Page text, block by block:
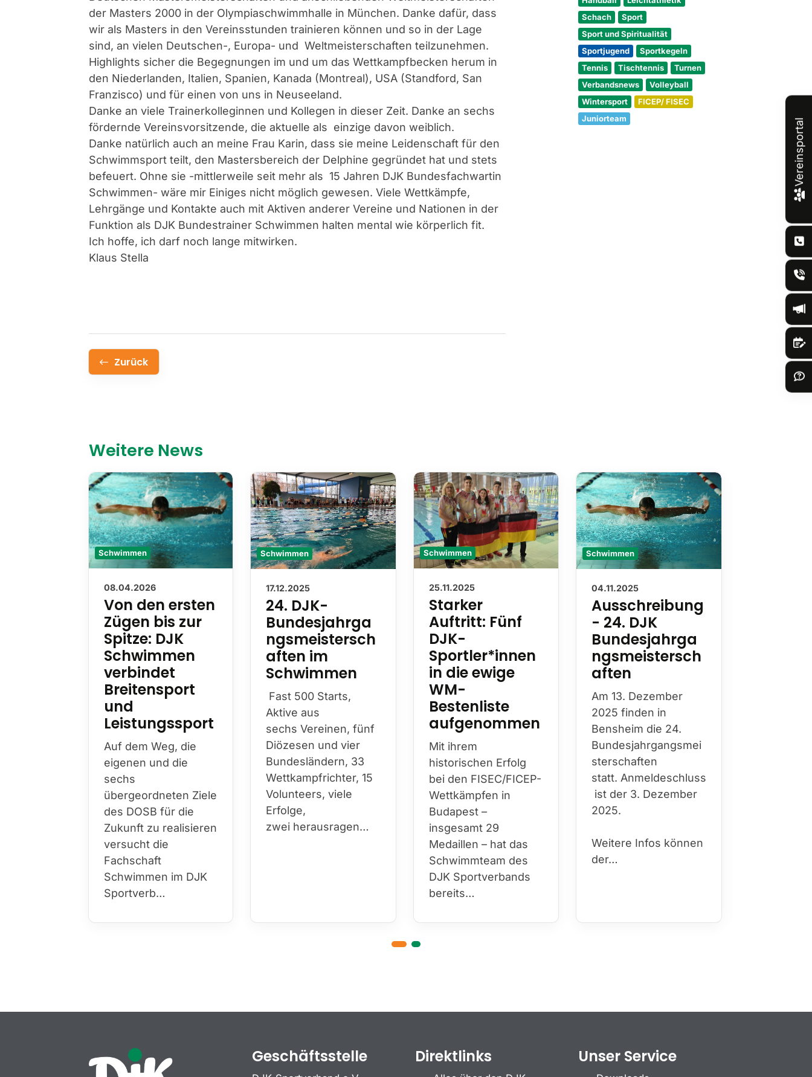
der Masters 2000 in der Olympiaschwimmhalle in München. Danke dafür, dass
wir als Masters in den Vereinsstunden trainieren können und so in der Lage
sind, an vielen Deutschen-, Europa- und Weltmeisterschaften teilzunehmen.
Highlights sicher die Begegnungen im und um das Wettkampfbecken herum in
den Niederlanden, Italien, Spanien, Kanada (Montreal), USA (Standford, San
Franzisco) und für einen von uns in Neuseeland.
Danke an viele Trainerkolleginnen und Kollegen in dieser Zeit. Danke an sechs
fördernde Vereinsvorsitzende, die aktuelle als einzige davon weiblich.
Danke natürlich auch an meine Frau Karin, dass sie meine Leidenschaft für den
Schwimmsport teilt, den Mastersbereich der Delphine gegründet hat und stets
befeuert. Ohne sie -mittlerweile seit mehr als 15 Jahren DJK Bundesfachwartin
Schwimmen- wäre mir Einiges nicht möglich gewesen. Viele Wettkämpfe,
Lehrgänge und Kontakte auch mit Aktiven anderer Vereine und Nationen in der
Funktion als DJK Bundestrainer Schwimmen halten mental wie körperlich fit.
Ich hoffe, ich darf noch lange mitwirken.
Klaus Stella
Zurück
Schach
Sport
Sport und Spiritualität
Sportjugend
Sportkegeln
Tennis
Tischtennis
Turnen
Verbandsnews
Volleyball
Wintersport
FICEP/ FISEC
Juniorteam
Weitere News
Schwimmen
08.04.2026
Von den ersten
Zügen bis zur
Spitze: DJK
Schwimmen
verbindet
Breitensport
und
Leistungssport
Auf dem Weg, die
eigenen und die
sechs
übergeordneten Ziele
des DOSB für die
Zukunft zu realisieren
versucht die
Fachschaft
Schwimmen im DJK
Sportverb…
Schwimmen
17.12.2025
24. DJK-
Bundesjahrga
ngsmeistersch
aften im
Schwimmen
Fast 500 Starts,
Aktive aus
sechs Vereinen, fünf
Diözesen und vier
Bundesländern, 33
Wettkampfrichter, 15
Volunteers, viele
Erfolge,
zwei herausragen…
Schwimmen
25.11.2025
Starker Auftritt:
Fünf DJK-
Sportler*innen
in die ewige
WM-
Bestenliste
aufgenommen
Mit ihrem
historischen Erfolg
bei den FISEC/FICEP-
Wettkämpfen in
Budapest – insgesamt
29 Medaillen – hat
das Schwimmteam
des DJK
Sportverbands
bereits…
Schwimmen
04.11.2025
Ausschreibung
- 24. DJK
Bundesjahrga
ngsmeistersch
aften
Am 13. Dezember
2025 finden in
Bensheim die 24.
Bundesjahrgangsmei
sterschaften
statt. Anmeldeschluss
ist der 3. Dezember
2025.
Weitere Infos können
der…
Geschäftsstelle Direktlinks Unser Service
Vereinsportal